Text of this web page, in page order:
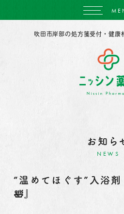
吹田市岸部の処方箋受付・健康
お知ら
NEWS
“温めてほぐす”入浴
🛀』